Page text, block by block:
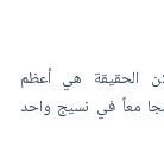
الحقيقة هي أعظم
معاً في نسيج واحد